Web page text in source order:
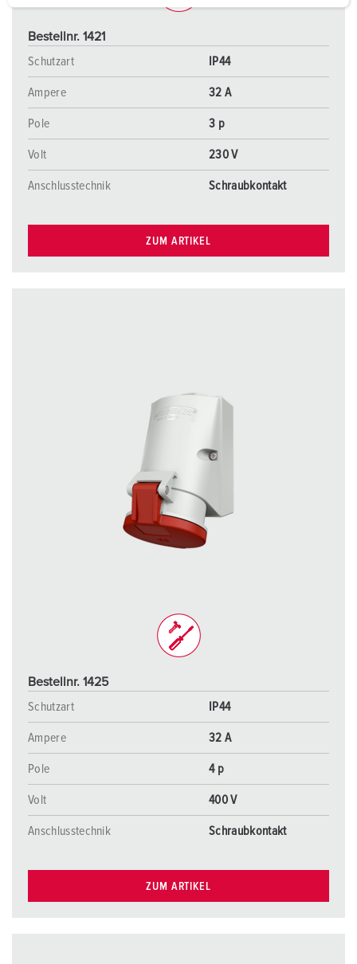
Bestellnr. 1421
Schutzart
IP44
Ampere 32 A
Pole 3 p
Volt 230 V
Anschlusstechnik Schraubkontakt
ZUM ARTIKEL
Bestellnr. 1425
Schutzart
IP44
Ampere 32 A
Pole 4 p
Volt 400 V
Anschlusstechnik Schraubkontakt
ZUM ARTIKEL